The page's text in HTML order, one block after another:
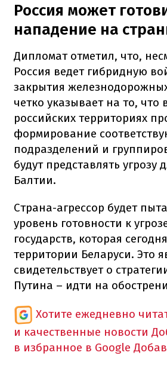
Россия может
нападение на
Дипломат отметил, что,
Россия ведет гибридную
закрытия
четко указывает на то, что
российских территориях
формирование
подразделений и
будут представлять угрозу
Балтии.
Страна-агрессор будет
уровень готовности к
государств, которая
территории Беларуси. Это
свидетельствует о
Путина – идти на
Хотите ежедневно
и качественные новости
в избранное в Google